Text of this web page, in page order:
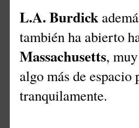
L.A. Burdick
también ha abierto
Massachusetts,
algo más de
tranquilamente.